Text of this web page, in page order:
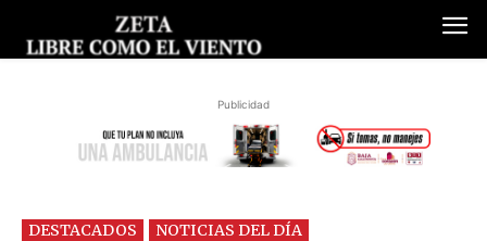
Publicidad
DESTACADOS
NOTICIAS DEL DÍA